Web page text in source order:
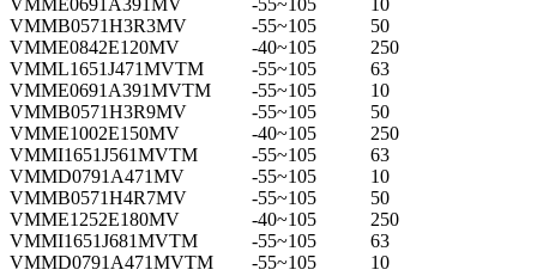
VMME0691A391MV
-55~105
10
VMMB0571H3R3MV
-55~105
50
VMME0842E120MV
-40~105
250
VMML1651J471MVTM
-55~105
63
VMME0691A391MVTM
-55~105
10
VMMB0571H3R9MV
-55~105
50
VMME1002E150MV
-40~105
250
VMMI1651J561MVTM
-55~105
63
VMMD0791A471MV
-55~105
10
VMMB0571H4R7MV
-55~105
50
VMME1252E180MV
-40~105
250
VMMI1651J681MVTM
-55~105
63
VMMD0791A471MVTM
-55~105
10